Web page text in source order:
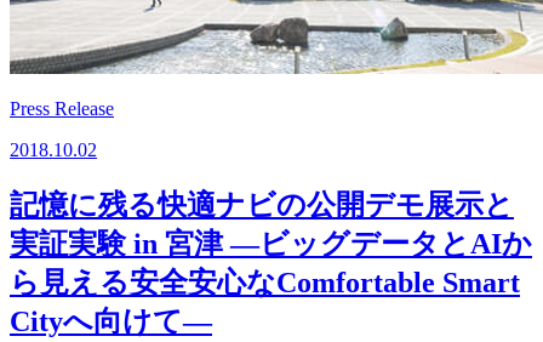
Press Release
2018.10.02
記憶に残る快適ナビの公開デモ展示と
実証実験 in 宮津 ―ビッグデータとAIか
ら見える安全安心なComfortable Smart
Cityへ向けて―